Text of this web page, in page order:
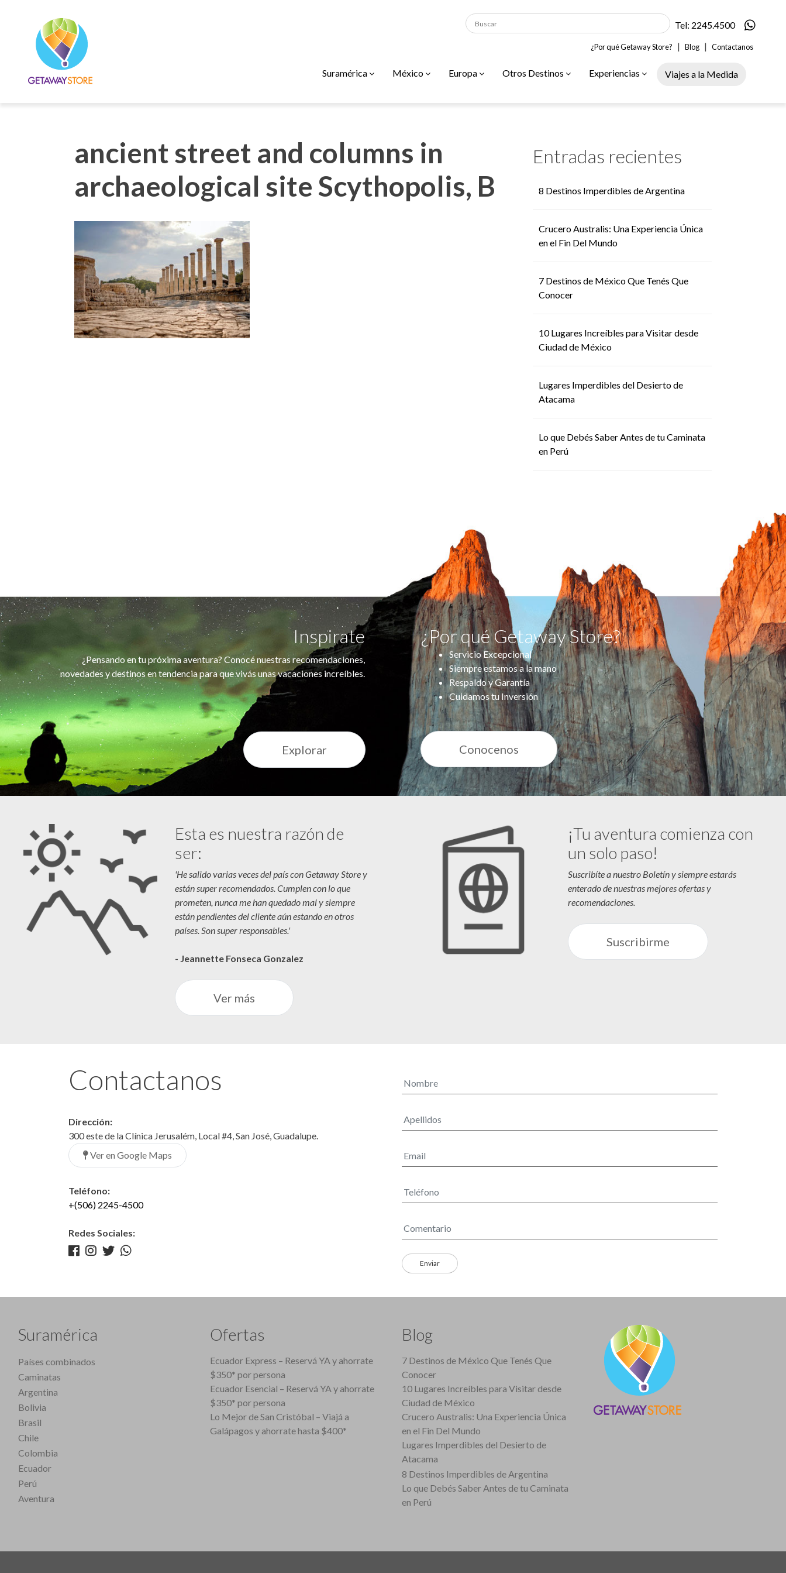
Tel: 2245.4500
¿Por qué Getaway Store? | Blog | Contactanos
Suramérica México Europa Otros Destinos Experiencias Viajes a la Medida
ancient street and columns in
archaeological site Scythopolis, B
Entradas recientes
8 Destinos Imperdibles de Argentina
Crucero Australis: Una Experiencia Única
en el Fin Del Mundo
7 Destinos de México Que Tenés Que
Conocer
10 Lugares Increíbles para Visitar desde
Ciudad de México
Lugares Imperdibles del Desierto de
Atacama
Lo que Debés Saber Antes de tu Caminata
en Perú
Inspirate
¿Pensando en tu próxima aventura? Conocé nuestras recomendaciones,
novedades y destinos en tendencia para que vivás unas vacaciones increíbles.
¿Por qué Getaway Store?
Servicio Excepcional
Siempre estamos a la mano
Respaldo y Garantía
Cuidamos tu Inversión
Explorar Conocenos
Esta es nuestra razón de
ser:
'He salido varias veces del país con Getaway Store y
están super recomendados. Cumplen con lo que
prometen, nunca me han quedado mal y siempre
están pendientes del cliente aún estando en otros
países. Son super responsables.'
- Jeannette Fonseca Gonzalez
Ver más
¡Tu aventura comienza con
un solo paso!
Suscribíte a nuestro Boletín y siempre estarás
enterado de nuestras mejores ofertas y
recomendaciones.
Suscribirme
Contactanos
Dirección:
300 este de la Clínica Jerusalém, Local #4, San José, Guadalupe.
Ver en Google Maps
Teléfono:
+(506) 2245-4500
Redes Sociales:
Suramérica
Países combinados
Caminatas
Argentina
Bolivia
Brasil
Chile
Colombia
Ecuador
Perú
Aventura
Ofertas
Ecuador Express – Reservá YA y ahorrate
$350* por persona
Ecuador Esencial – Reservá YA y ahorrate
$350* por persona
Lo Mejor de San Cristóbal – Viajá a
Galápagos y ahorrate hasta $400*
Blog
7 Destinos de México Que Tenés Que
Conocer
10 Lugares Increíbles para Visitar desde
Ciudad de México
Crucero Australis: Una Experiencia Única
en el Fin Del Mundo
Lugares Imperdibles del Desierto de
Atacama
8 Destinos Imperdibles de Argentina
Lo que Debés Saber Antes de tu Caminata
en Perú